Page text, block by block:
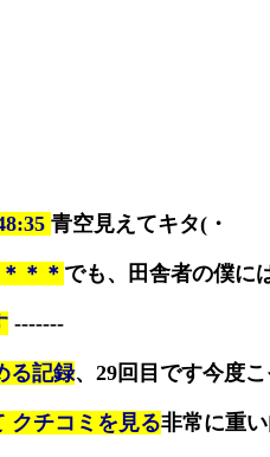
青空見えてキタ(・
＊＊ でも、田舎者の僕に
-------
る記録、29回目です今度こ
クチコミを見る非常に重